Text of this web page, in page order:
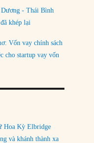
- Thái Bình
khép lại
Vốn vay chính sách
cho startup vay vốn
Hoa Kỳ Elbridge
và khánh thành xa